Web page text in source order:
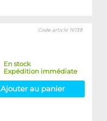
Code article 16138
En stock
Expédition immédiate
Ajouter au panier